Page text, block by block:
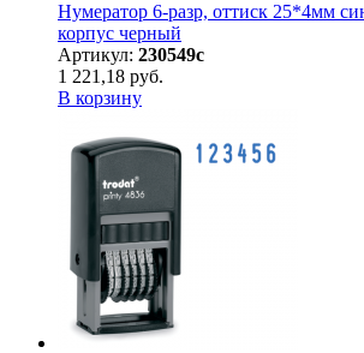
Нумератор 6-разр, оттиск 25*4мм
корпус черный
Артикул: 230549с
1 221,18 руб.
В корзину